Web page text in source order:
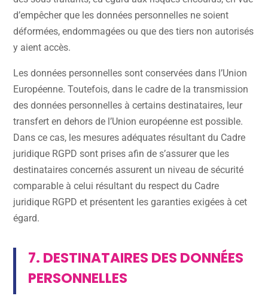
d’empêcher que les données personnelles ne soient
déformées, endommagées ou que des tiers non autorisés
y aient accès.
Les données personnelles sont conservées dans l’Union
Européenne. Toutefois, dans le cadre de la transmission
des données personnelles à certains destinataires, leur
transfert en dehors de l’Union européenne est possible.
Dans ce cas, les mesures adéquates résultant du Cadre
juridique RGPD sont prises afin de s’assurer que les
destinataires concernés assurent un niveau de sécurité
comparable à celui résultant du respect du Cadre
juridique RGPD et présentent les garanties exigées à cet
égard.
7. DESTINATAIRES DES DONNÉES
PERSONNELLES